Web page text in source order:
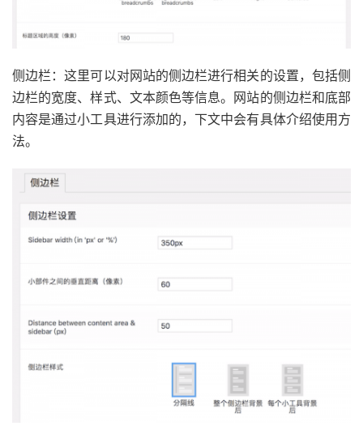
侧边栏：这里可以对网站的侧边栏进行相关的设置，包括侧
边栏的宽度、样式、文本颜色等信息。网站的侧边栏和底部
内容是通过小工具进行添加的，下文中会有具体介绍使用方
法。